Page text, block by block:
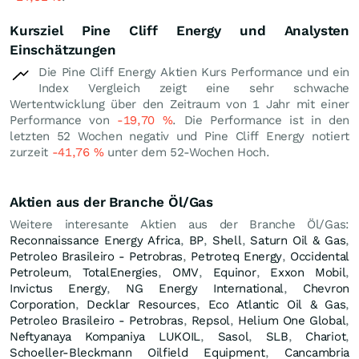
Kursziel Pine Cliff Energy und Analysten
Einschätzungen
Die Pine Cliff Energy Aktien Kurs Performance und ein
Index Vergleich zeigt eine sehr schwache
Wertentwicklung über den Zeitraum von 1 Jahr mit einer
Performance von -19,70 %. Die Performance ist in den
letzten 52 Wochen negativ und Pine Cliff Energy notiert
zurzeit -41,76 %unter dem 52-Wochen Hoch.
Aktien aus der Branche Öl/Gas
Weitere interesante Aktien aus der Branche Öl/Gas:
Reconnaissance Energy Africa, BP, Shell, Saturn Oil & Gas,
Petroleo Brasileiro - Petrobras, Petroteq Energy, Occidental
Petroleum,TotalEnergies, OMV, Equinor, Exxon Mobil,
Invictus Energy, NG Energy International, Chevron
Corporation, Decklar Resources, Eco Atlantic Oil & Gas,
Petroleo Brasileiro - Petrobras, Repsol, Helium One Global,
Neftyanaya Kompaniya LUKOIL, Sasol, SLB, Chariot,
Schoeller-Bleckmann Oilfield Equipment, Cancambria